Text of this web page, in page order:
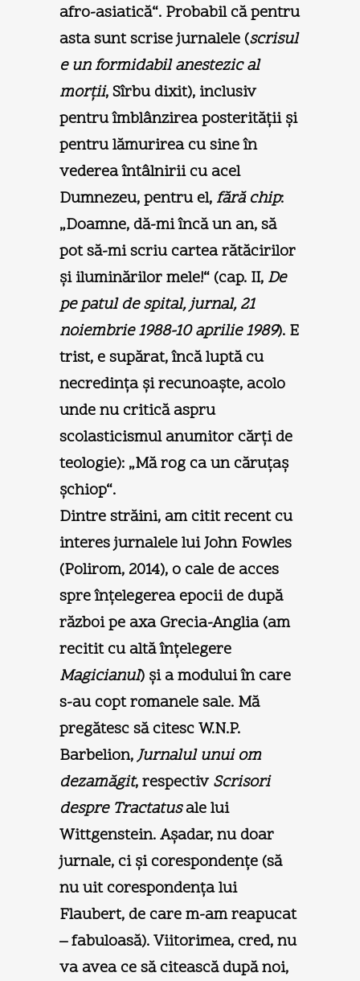
afro-asiatică“. Probabil că pentru
asta sunt scrise jurnalele (scrisul
e un formidabil anestezic al
morţii, Sîrbu dixit), inclusiv
pentru îmblânzirea posterităţii şi
pentru lămurirea cu sine în
vederea întâlnirii cu acel
Dumnezeu, pentru el, fără chip:
„Doamne, dă-mi încă un an, să
pot să-mi scriu cartea rătăcirilor
şi iluminărilor mele!“ (cap. II, De
pe patul de spital, jurnal, 21
noiembrie 1988-10 aprilie 1989). E
trist, e supărat, încă luptă cu
necredinţa şi recunoaşte, acolo
unde nu critică aspru
scolasticismul anumitor cărţi de
teologie): „Mă rog ca un căruţaş
şchiop“.
Dintre străini, am citit recent cu
interes jurnalele lui John Fowles
(Polirom, 2014), o cale de acces
spre înţelegerea epocii de după
război pe axa Grecia-Anglia (am
recitit cu altă înţelegere
Magicianul) şi a modului în care
s-au copt romanele sale. Mă
pregătesc să citesc W.N.P.
Barbelion,Jurnalul unui om
dezamăgit, respectivScrisori
despre Tractatusale lui
Wittgenstein. Aşadar, nu doar
jurnale, ci şi corespondenţe (să
nu uit corespondenţa lui
Flaubert, de care m-am reapucat
– fabuloasă). Viitorimea, cred, nu
va avea ce să citească după noi,